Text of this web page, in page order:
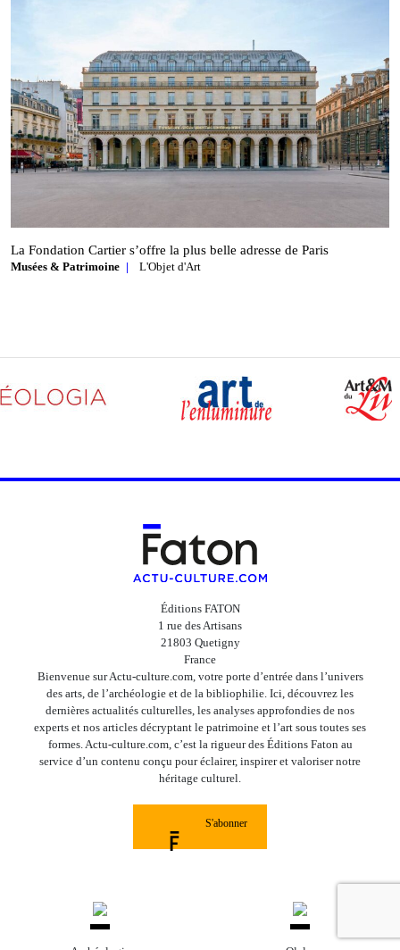
La Fondation Cartier s’offre la plus belle adresse de Paris
Musées & Patrimoine L'Objet d'Art
Éditions FATON
1 rue des Artisans
21803 Quetigny
France
Bienvenue sur Actu-culture.com, votre porte d’entrée dans l’univers
des arts, de l’archéologie et de la bibliophilie. Ici, découvrez les
dernières actualités culturelles, les analyses approfondies de nos
experts et nos articles décryptant le patrimoine et l’art sous toutes ses
formes. Actu-culture.com, c’est la rigueur des Éditions Faton au
service d’un contenu conçu pour éclairer, inspirer et valoriser notre
héritage culturel.
S'abonner